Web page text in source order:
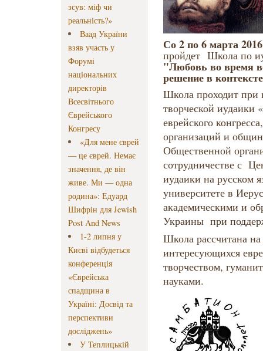
зсув: міф чи
реальність?»
Ваад України
взяв участь у
Форумі
національних
директорів
Всесвітнього
Єврейського
Конгресу
«Для мене єврей
— це єврей. Немає
значення, де він
живе. Ми — одна
родина»: Едуард
Шифрін для Jewish
Post And News
1-2 липня у
Києві відбудеться
конференція
«Єврейська
спадщина в
Україні: Досвід та
перспективи
досліджень»
У Теплицькій
Со 2 по 6 марта
пройдет Школа по
"Любовь во время
решение в
Школа проходит при
творческой
еврейского
организаций и
Общественной
сотрудничестве с
иудаики на русском
университете в
академическими и
Украины при
Школа рассчитана
интересующихся
творчеством,
науками.